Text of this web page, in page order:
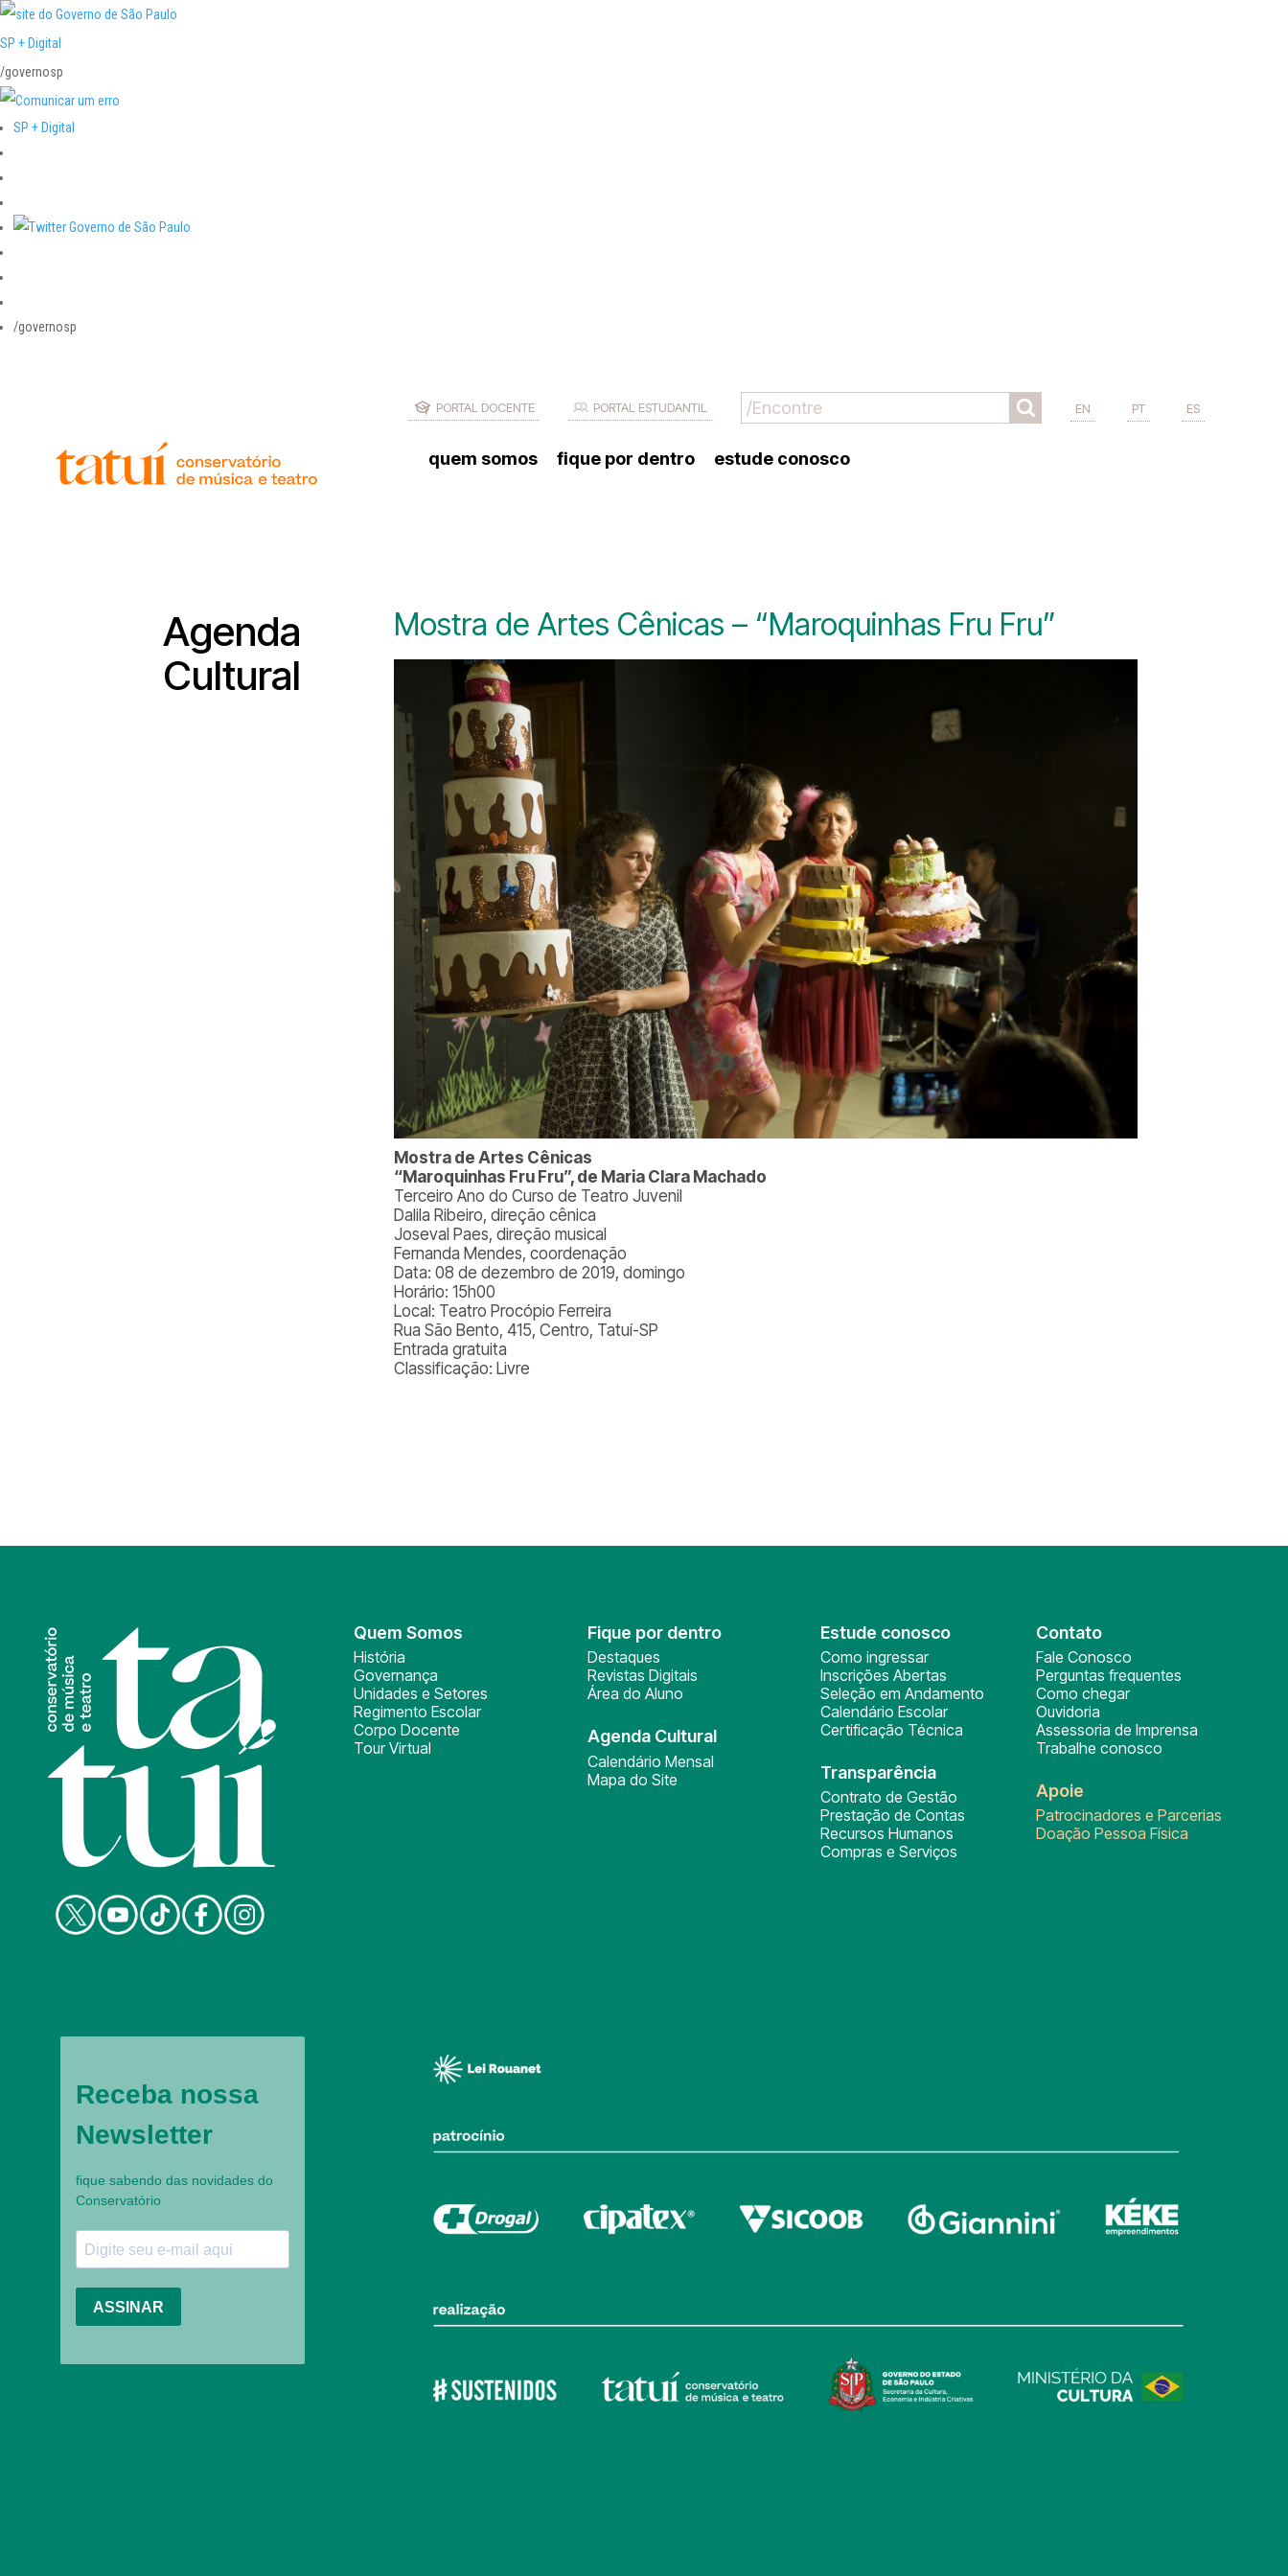
SP + Digital
/governosp
SP + Digital
/governosp
PORTAL DOCENTE PORTAL ESTUDANTIL EN PT ES
quem somos fique por dentro estude conosco
Agenda
Cultural
Mostra de Artes Cênicas – “Maroquinhas Fru Fru”
Mostra de Artes Cênicas
“Maroquinhas Fru Fru”, de Maria Clara Machado
Terceiro Ano do Curso de Teatro Juvenil
Dalila Ribeiro, direção cênica
Joseval Paes, direção musical
Fernanda Mendes, coordenação
Data: 08 de dezembro de 2019, domingo
Horário: 15h00
Local: Teatro Procópio Ferreira
Rua São Bento, 415, Centro, Tatuí-SP
Entrada gratuita
Classificação: Livre
Quem Somos
História
Governança
Unidades e Setores
Regimento Escolar
Corpo Docente
Tour Virtual
Fique por dentro
Destaques
Revistas Digitais
Área do Aluno
Agenda Cultural
Calendário Mensal
Mapa do Site
Estude conosco
Como ingressar
Inscrições Abertas
Seleção em Andamento
Calendário Escolar
Certificação Técnica
Transparência
Contrato de Gestão
Prestação de Contas
Recursos Humanos
Compras e Serviços
Contato
Fale Conosco
Perguntas frequentes
Como chegar
Ouvidoria
Assessoria de Imprensa
Trabalhe conosco
Apoie
Patrocinadores e Parcerias
Doação Pessoa Física